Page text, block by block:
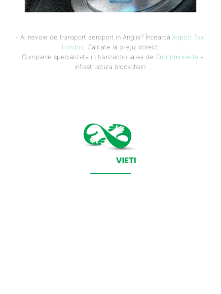
- Ai nevoie de transport aeroport in Anglia? Încearcă Airport Taxi
London. Calitate la prețul corect.
- Companie specializata in tranzactionarea de Criptomonede si
infrastructura blockchain.